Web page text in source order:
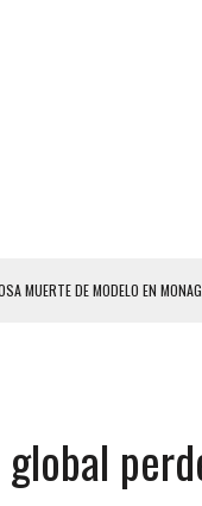
MUERTE DE MODELO EN
FALTA DE TRATAMIENTO
INDUJO AL SUICIDIO A UNA
SOBREVIVIÓ UN HOMBRE Y SU